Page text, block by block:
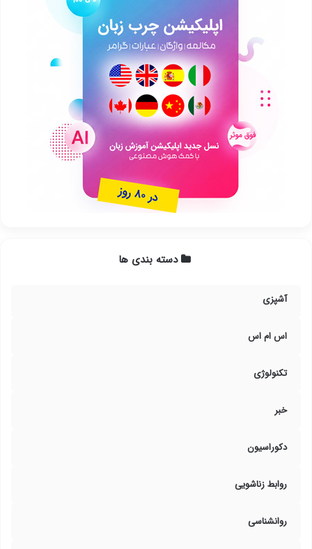
دسته بندی ها
آشپزی
اس ام اس
تکنولوژی
خبر
دکوراسیون
روابط زناشویی
روانشناسی